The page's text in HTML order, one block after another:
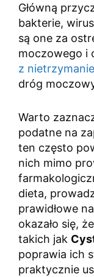
Główną
bakterie,
są one za
moczowego i
z
dróg
Warto
podatne na
ten często
nich mimo
dieta,
prawidłowe
okazało się,
takich jak
poprawia ich
praktycznie